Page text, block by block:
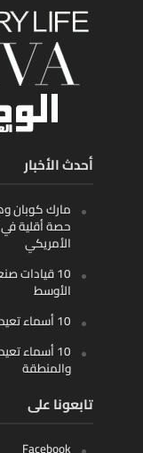
أحدث الأخبار
مارك كوبان
حصة أقلية في
الأمريكي
10
الأوسط
10 أسماء تعيد تشكيل اللوجستيات الذكية في الخليج
10 أسماء
والمنطقة
تابعونا على